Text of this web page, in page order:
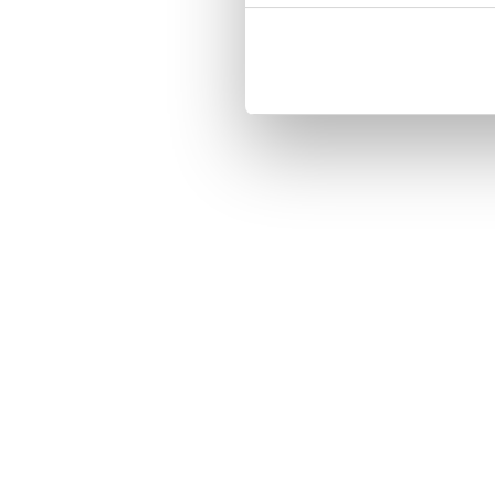
-Three handy card slots on the